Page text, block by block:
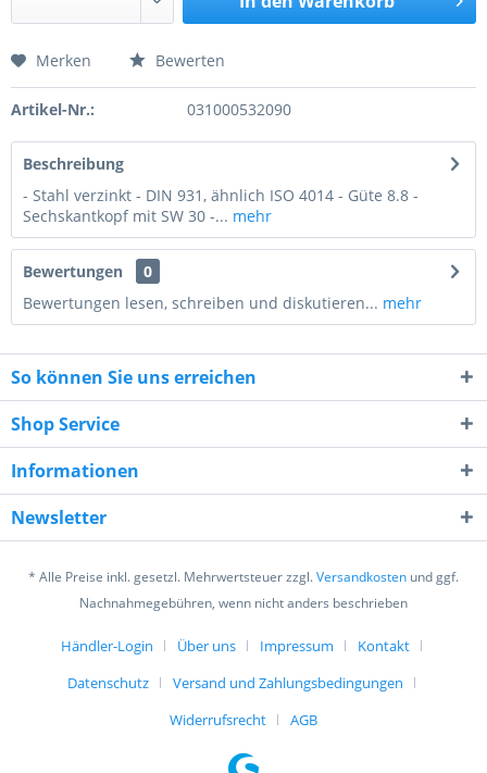
Preis anfragen
6 - 3 = ?
Ich habe dieDatenschutzerklärunggelesen,
verstanden und stimme zu. *
Merken Bewerten
Artikel-Nr.: 031000532090
Beschreibung
- Stahl verzinkt - DIN 931, ähnlich ISO 4014 - Güte 8.8 -
Sechskantkopf mit SW 30 -... mehr
Bewertungen
0
Bewertungen lesen, schreiben und diskutieren... mehr
So können Sie uns erreichen
Shop Service
Informationen
Newsletter
* Alle Preise inkl. gesetzl. Mehrwertsteuer zzgl.Versandkosten und ggf.
Nachnahmegebühren, wenn nicht anders beschrieben
Händler-Login Über uns Impressum
Kontakt
Datenschutz
Versand und Zahlungsbedingungen
Widerrufsrecht
AGB